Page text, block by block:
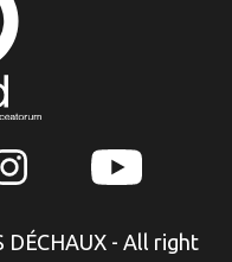
DÉCHAUX - All right